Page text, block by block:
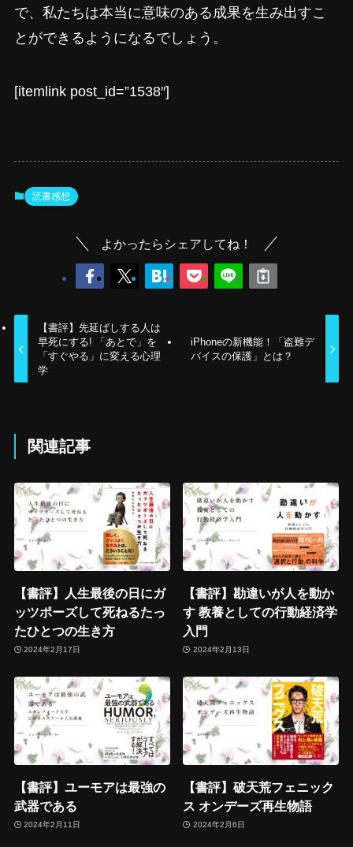
で、私たちは本当に意味のある成果を生み出すこ
とができるようになるでしょう。
[itemlink post_id=”1538″]
読書感想
よかったらシェアしてね！
【書評】先延ばしする人は
早死にする! 「あとで」を
「すぐやる」に変える心理
学
iPhoneの新機能！「盗難デ
バイスの保護」とは？
関連記事
【書評】人生最後の日にガ
ッツポーズして死ねるたっ
たひとつの生き方
2024年2月17日
【書評】勘違いが人を動か
す 教養としての行動経済学
入門
2024年2月13日
【書評】ユーモアは最強の
武器である
2024年2月11日
【書評】破天荒フェニック
ス オンデーズ再生物語
2024年2月6日